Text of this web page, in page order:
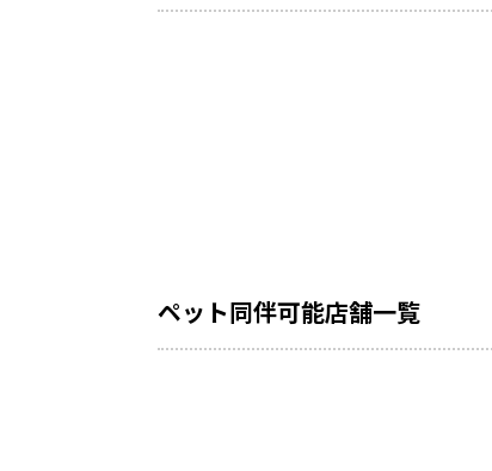
ペット同伴可能店舗一覧